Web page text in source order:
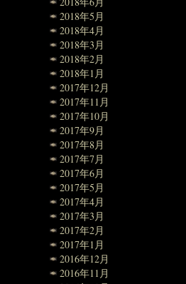
2018年5月
2018年4月
2018年3月
2018年2月
2018年1月
2017年12月
2017年11月
2017年10月
2017年9月
2017年8月
2017年7月
2017年6月
2017年5月
2017年4月
2017年3月
2017年2月
2017年1月
2016年12月
2016年11月